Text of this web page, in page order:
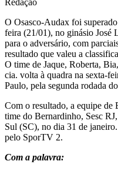
O Osasco-Audax foi
feira (21/01), no ginásio José
para o adversário, com
resultado que valeu a
O time de Jaque, Roberta,
cia. volta à quadra na sexta-
Paulo, pela segunda rodada
Com o resultado, a equipe de
time do Bernardinho, Sesc
Sul (SC), no dia 31 de
pelo SporTV 2.
Com a palavra: